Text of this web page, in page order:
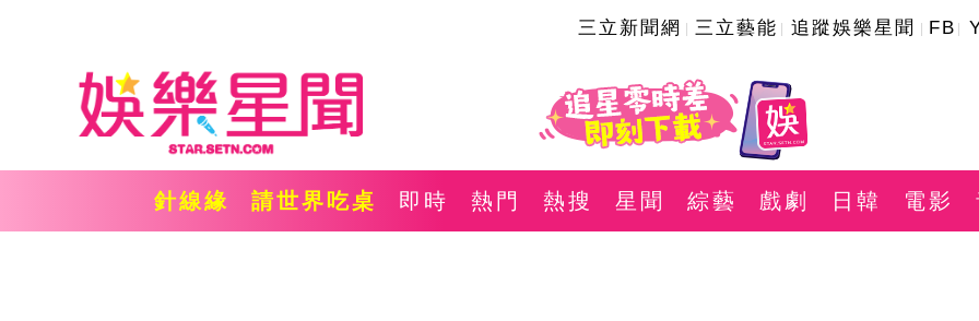
三立新聞網 三立藝能 追蹤娛樂星聞 FB
針線緣 請世界吃桌 即時 熱門 熱搜 星聞 綜藝 戲劇 日韓 電影